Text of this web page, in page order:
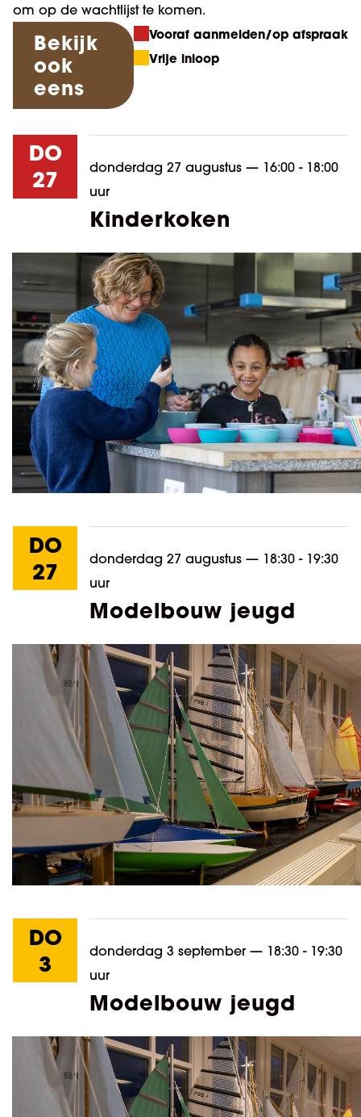
om op de wachtlijst te komen.
Bekijk
ook
eens
Vooraf aanmelden/op afspraak
Vrije inloop
DO
27
donderdag 27 augustus — 16:00 - 18:00
uur
Kinderkoken
DO
27
donderdag 27 augustus — 18:30 - 19:30
uur
Modelbouw jeugd
DO
3
donderdag 3 september — 18:30 - 19:30
uur
Modelbouw jeugd